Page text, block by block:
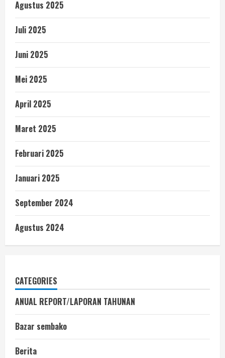
Agustus 2025
Juli 2025
Juni 2025
Mei 2025
April 2025
Maret 2025
Februari 2025
Januari 2025
September 2024
Agustus 2024
CATEGORIES
ANUAL REPORT/LAPORAN TAHUNAN
Bazar sembako
Berita